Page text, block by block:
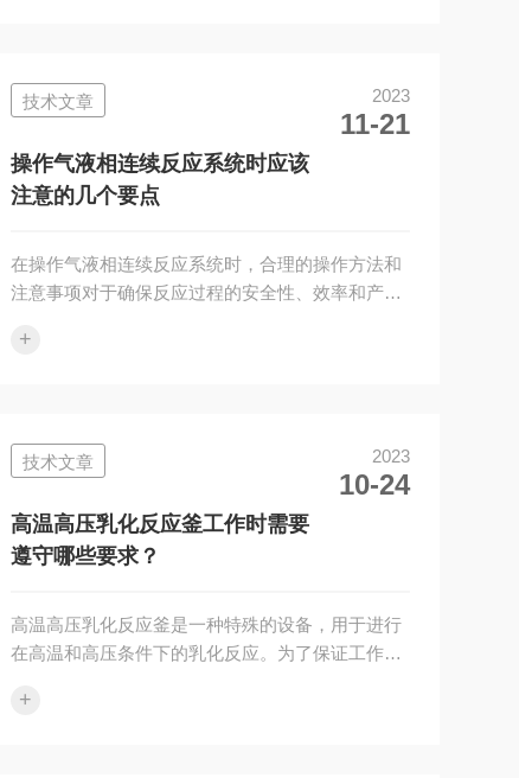
作用，它不仅可以把溶质以固体状态与溶液分开，
而且由于不同晶体具有不同的晶格，因此它还可以
用于纯化晶体物质。单频超声波空化泡破裂从而产
生的微射流对晶体表面有凹蚀作用，另外超声...
技术文章 2023
11-21
操作气液相连续反应系统时应该
注意的几个要点
在操作气液相连续反应系统时，合理的操作方法和
注意事项对于确保反应过程的安全性、效率和产品
1、安全措施：首先，确保工作区域具备良好的通
和其他必要的安全设备以应对紧急情况。2、操作
前的准备：在开始操作之前，对反应系统进行充分
的清洁和准备非常重要。确保所有设备和管道都处
于良好的工作状态，没有堵塞或泄漏。检查压...
+
技术文章 2023
10-24
高温高压乳化反应釜工作时需要
遵守哪些要求？
高温高压乳化反应釜是一种特殊的设备，用于进行
在高温和高压条件下的乳化反应。为了保证工作过
求。本文将介绍高温高压乳化反应釜在工作时需要
+